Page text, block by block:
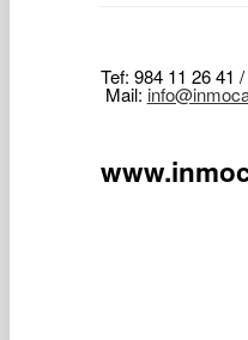
Tef: 984 11 26 41
Mail: